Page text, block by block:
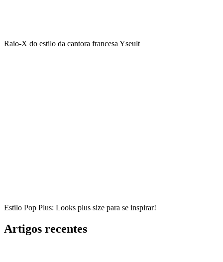
Raio-X do estilo da cantora francesa Yseult
Estilo Pop Plus: Looks plus size para se inspirar!
Artigos recentes